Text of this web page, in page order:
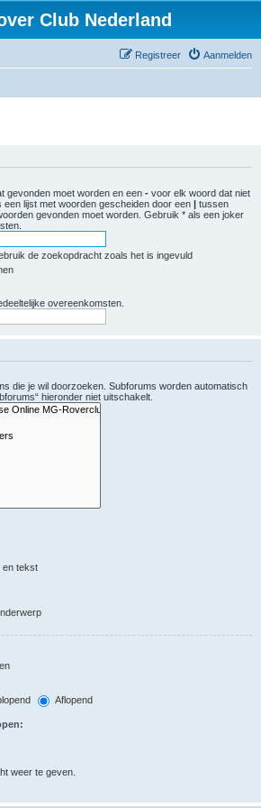
Club Nederland
Aanmelden
Registreer
gevonden moet worden en een - voor elk woord dat niet
lijst met woorden gescheiden door een | tussen
gevonden moet worden. Gebruik * als een joker
de zoekopdracht zoals het is ingevuld
overeenkomsten.
die je wil doorzoeken. Subforums worden automatisch
hieronder niet uitschakelt.
en tekst
Aflopend
weer te geven.